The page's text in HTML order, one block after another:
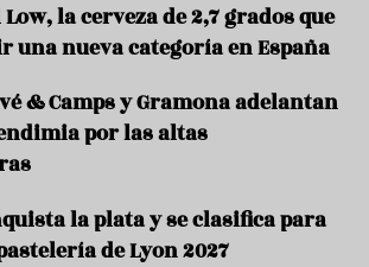
la cerveza de 2,7 grados que
una nueva categoría en España
& Camps y Gramona adelantan
por las altas
la plata y se clasifica para
de Lyon 2027